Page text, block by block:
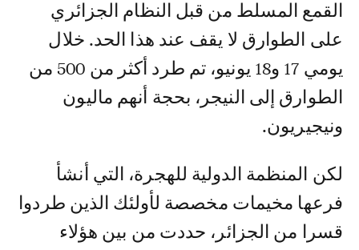
القمع المسلط من قبل النظام الجزائري
على الطوارق لا يقف عند هذا الحد. خلال
يومي 17 و18 يونيو، تم طرد أكثر من 500 من
الطوارق إلى النيجر، بحجة أنهم ماليون
ونيجيريون.
لكن المنظمة الدولية للهجرة، التي أنشأ
فرعها مخيمات مخصصة لأولئك الذين طردوا
قسرا من الجزائر، حددت من بين هؤلاء